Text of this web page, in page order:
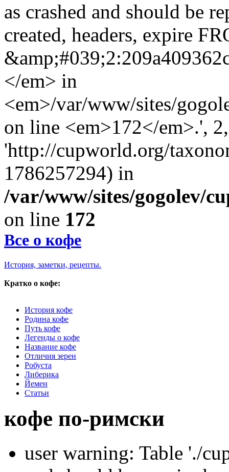
as crashed and should be
created, headers, expire
</em> in
<em>/var/www/sites/
on line <em>172</em>.',
'http://cupworld.org/
1786257294) in
/var/www/sites/gogolev/
on line 172
Все о кофе
История, заметки, рецепты.
Кратко о кофе:
История кофе
Родина кофе
Путь кофе
Легенды о кофе
Название кофе
Отличия зерен
Робуста
Либерика
Йемен
Статьи
кофе по-римски
user warning: Table './